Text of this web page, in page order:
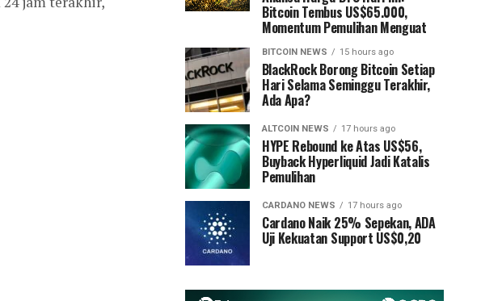
Bitcoin Tembus US$65.000,
Momentum Pemulihan Menguat
BITCOIN NEWS 15 hours ago
⁠BlackRock Borong Bitcoin Setiap
Hari Selama Seminggu Terakhir,
Ada Apa?
ALTCOIN NEWS 17 hours ago
HYPE Rebound ke Atas US$56,
Buyback Hyperliquid Jadi Katalis
Pemulihan
CARDANO NEWS 17 hours ago
Cardano Naik 25% Sepekan, ADA
Uji Kekuatan Support US$0,20